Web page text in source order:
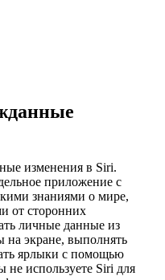
изменения в Siri.
приложение с
знаниями о мире,
от сторонних
личные данные из
на экране, выполнять
ярлыки с помощью
не используете Siri для